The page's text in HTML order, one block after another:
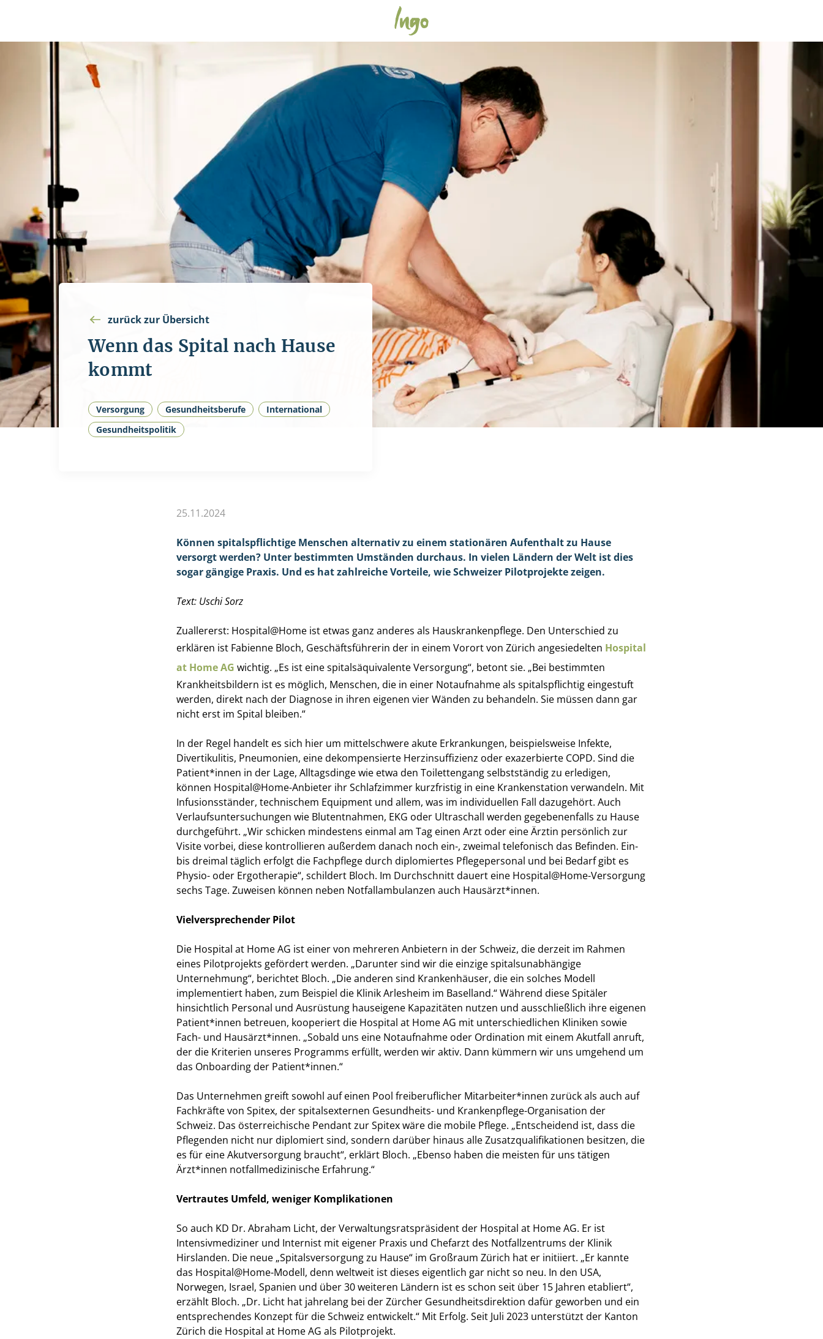
zurück zur Übersicht
Wenn das Spital nach Hause
kommt
Versorgung Gesundheitsberufe
International
Gesundheitspolitik
25.11.2024
Können spitalspflichtige Menschen alternativ zu einem stationären Aufenthalt zu Hause
versorgt werden? Unter bestimmten Umständen durchaus. In vielen Ländern der Welt ist dies
sogar gängige Praxis. Und es hat zahlreiche Vorteile, wie Schweizer Pilotprojekte zeigen.
Text: Uschi Sorz
Zuallererst: Hospital@Home ist etwas ganz anderes als Hauskrankenpflege. Den Unterschied zu
erklären ist Fabienne Bloch, Geschäftsführerin der in einem Vorort von Zürich angesiedelten Hospital
at Home AG wichtig. „Es ist eine spitalsäquivalente Versorgung“, betont sie. „Bei bestimmten
Krankheitsbildern ist es möglich, Menschen, die in einer Notaufnahme als spitalspflichtig eingestuft
werden, direkt nach der Diagnose in ihren eigenen vier Wänden zu behandeln. Sie müssen dann gar
nicht erst im Spital bleiben.“
In der Regel handelt es sich hier um mittelschwere akute Erkrankungen, beispielsweise Infekte,
Divertikulitis, Pneumonien, eine dekompensierte Herzinsuffizienz oder exazerbierte COPD. Sind die
Patient*innen in der Lage, Alltagsdinge wie etwa den Toilettengang selbstständig zu erledigen,
können Hospital@Home-Anbieter ihr Schlafzimmer kurzfristig in eine Krankenstation verwandeln. Mit
Infusionsständer, technischem Equipment und allem, was im individuellen Fall dazugehört. Auch
Verlaufsuntersuchungen wie Blutentnahmen, EKG oder Ultraschall werden gegebenenfalls zu Hause
durchgeführt. „Wir schicken mindestens einmal am Tag einen Arzt oder eine Ärztin persönlich zur
Visite vorbei, diese kontrollieren außerdem danach noch ein-, zweimal telefonisch das Befinden. Ein-
bis dreimal täglich erfolgt die Fachpflege durch diplomiertes Pflegepersonal und bei Bedarf gibt es
Physio- oder Ergotherapie“, schildert Bloch. Im Durchschnitt dauert eine Hospital@Home-Versorgung
sechs Tage. Zuweisen können neben Notfallambulanzen auch Hausärzt*innen.
Vielversprechender Pilot
Die Hospital at Home AG ist einer von mehreren Anbietern in der Schweiz, die derzeit im Rahmen
eines Pilotprojekts gefördert werden. „Darunter sind wir die einzige spitalsunabhängige
Unternehmung“, berichtet Bloch. „Die anderen sind Krankenhäuser, die ein solches Modell
implementiert haben, zum Beispiel die Klinik Arlesheim im Baselland.“ Während diese Spitäler
hinsichtlich Personal und Ausrüstung hauseigene Kapazitäten nutzen und ausschließlich ihre eigenen
Patient*innen betreuen, kooperiert die Hospital at Home AG mit unterschiedlichen Kliniken sowie
Fach- und Hausärzt*innen. „Sobald uns eine Notaufnahme oder Ordination mit einem Akutfall anruft,
der die Kriterien unseres Programms erfüllt, werden wir aktiv. Dann kümmern wir uns umgehend um
das Onboarding der Patient*innen.“
Das Unternehmen greift sowohl auf einen Pool freiberuflicher Mitarbeiter*innen zurück als auch auf
Fachkräfte von Spitex, der spitalsexternen Gesundheits- und Krankenpflege-Organisation der
Schweiz. Das österreichische Pendant zur Spitex wäre die mobile Pflege. „Entscheidend ist, dass die
Pflegenden nicht nur diplomiert sind, sondern darüber hinaus alle Zusatzqualifikationen besitzen, die
es für eine Akutversorgung braucht“, erklärt Bloch. „Ebenso haben die meisten für uns tätigen
Ärzt*innen notfallmedizinische Erfahrung.“
Vertrautes Umfeld, weniger Komplikationen
So auch KD Dr. Abraham Licht, der Verwaltungsratspräsident der Hospital at Home AG. Er ist
Intensivmediziner und Internist mit eigener Praxis und Chefarzt des Notfallzentrums der Klinik
Hirslanden. Die neue „Spitalsversorgung zu Hause“ im Großraum Zürich hat er initiiert. „Er kannte
das Hospital@Home-Modell, denn weltweit ist dieses eigentlich gar nicht so neu. In den USA,
Norwegen, Israel, Spanien und über 30 weiteren Ländern ist es schon seit über 15 Jahren etabliert“,
erzählt Bloch. „Dr. Licht hat jahrelang bei der Zürcher Gesundheitsdirektion dafür geworben und ein
entsprechendes Konzept für die Schweiz entwickelt.“ Mit Erfolg. Seit Juli 2023 unterstützt der Kanton
Zürich die Hospital at Home AG als Pilotprojekt.